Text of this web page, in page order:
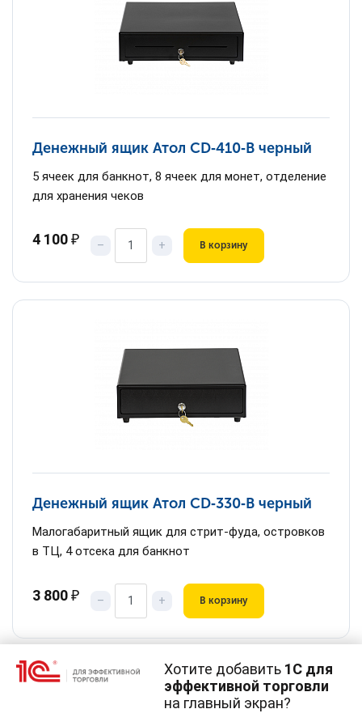
Денежный ящик Атол CD‑410‑B черный
5 ячеек для банкнот, 8 ячеек для монет, отделение
для хранения чеков
4 100₽ – + В корзину
Денежный ящик Атол CD‑330‑B черный
Малогабаритный ящик для стрит-фуда, островков
в ТЦ, 4 отсека для банкнот
3 800₽ – + В корзину
cookie-файлы (файлы с данными о прошлых
Хотите добавить 1С для
эффективной торговли
на главный экран?